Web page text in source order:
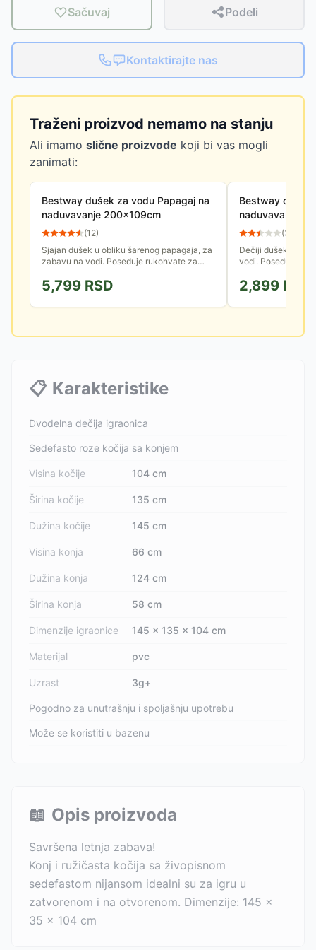
Sačuvaj Podeli
Kontaktirajte nas
Traženi proizvod nemamo na stanju
Ali imamo slične proizvode koji bi vas mogli
zanimati:
Bestway dušek za vodu Papagaj na
naduvavanje 200x109cm
(12)
Sjajan dušek u obliku šarenog papagaja, za
zabavu na vodi. Poseduje rukohvate za
stabilnost. Nosivost: 90kg.
5,799 RSD
Bestway dušek
naduvavanje
(3
Dečiji dušek u
vodi. Poseduje
Nosivost: 45kg.
2,899 RSD
📋 Karakteristike
Dvodelna dečija igraonica
Sedefasto roze kočija sa konjem
Visina kočije 104 cm
Širina kočije 135 cm
Dužina kočije 145 cm
Visina konja 66 cm
Dužina konja 124 cm
Širina konja 58 cm
Dimenzije igraonice 145 x 135 x 104 cm
Materijal pvc
Uzrast 3g+
Pogodno za unutrašnju i spoljašnju upotrebu
Može se koristiti u bazenu
📖 Opis proizvoda
Savršena letnja zabava!
Konj i ružičasta kočija sa živopisnom
sedefastom nijansom idealni su za igru u
zatvorenom i na otvorenom. Dimenzije: 145 x
35 x 104 cm